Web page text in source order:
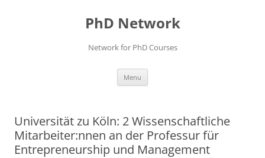
PhD Network
Network for PhD Courses
Menu
Universität zu Köln: 2 Wissenschaftliche
Mitarbeiter:nnen an der Professur für
Entrepreneurship und Management